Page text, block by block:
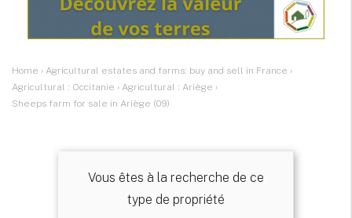
Home › Agricultural estates and farms: buy and sell in France ›
Agricultural : Occitanie › Agricultural : Ariège ›
Sheeps farm for sale in Ariège (09)
Vous êtes à la recherche de ce
type de propriété